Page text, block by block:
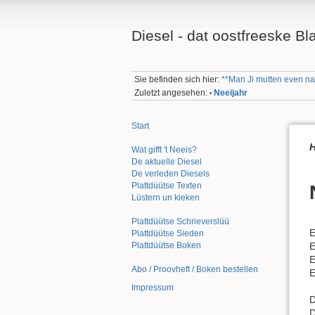
Diesel - dat oostfreeske
Sie befinden sich hier:**Man Ji mutten even
Zuletzt angesehen: • Neeijahr
Start
Wat gifft 't Neeis?
De aktuelle Diesel
De verleden Diesels
Plattdüütse Texten
Lüstern un kieken
Plattdüütse Schrieverslüü
Plattdüütse Sieden
Plattdüütse Boken
Abo / Proovheft / Boken bestellen
Impressum